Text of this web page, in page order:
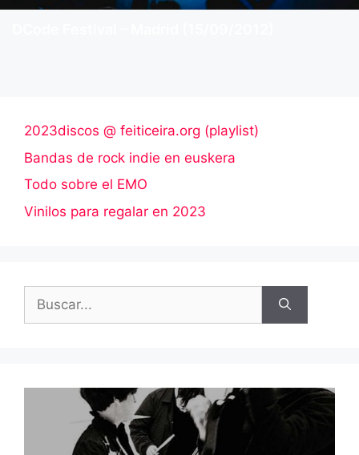
2023discos @ feiticeira.org (playlist)
Bandas de rock indie en euskera
Todo sobre el EMO
Vinilos para regalar en 2023